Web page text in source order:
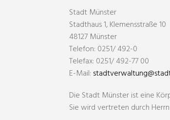
Stadt Münster
Stadthaus 1, Klemensstraße 10
48127 Münster
Telefon: 0251/ 492-0
Telefax: 0251/ 492-77 00
E-Mail:
Die Stadt Münster ist eine
Sie wird vertreten durch